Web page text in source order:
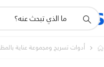
المنتجات
أيقونة
دعم
أدوات تسريح ومجموعة عناية